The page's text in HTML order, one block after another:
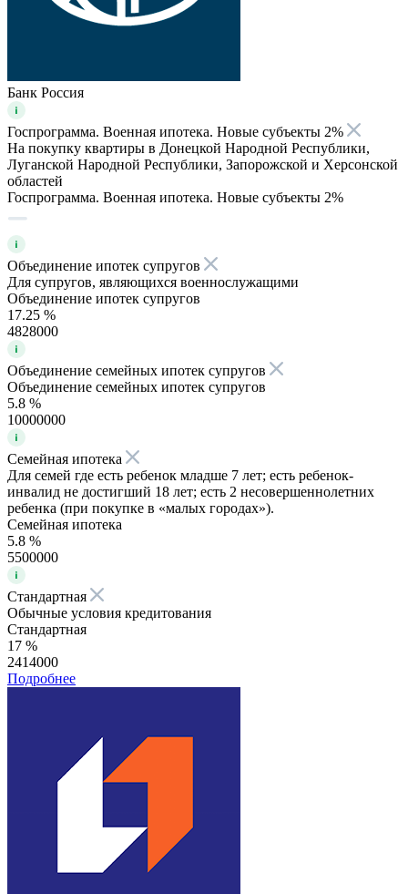
Банк Россия
Госпрограмма. Военная ипотека. Новые субъекты 2%
На покупку квартиры в Донецкой Народной Республики,
Луганской Народной Республики, Запорожской и Херсонской
областей
Госпрограмма. Военная ипотека. Новые субъекты 2%
Объединение ипотек супругов
Для супругов, являющихся военнослужащими
Объединение ипотек супругов
17.25 %
4828000
Объединение семейных ипотек супругов
Объединение семейных ипотек супругов
5.8 %
10000000
Семейная ипотека
Для семей где есть ребенок младше 7 лет; есть ребенок-
инвалид не достигший 18 лет; есть 2 несовершеннолетних
ребенка (при покупке в «малых городах»).
Семейная ипотека
5.8 %
5500000
Стандартная
Обычные условия кредитования
Стандартная
17 %
2414000
Подробнее